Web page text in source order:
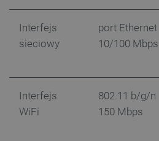
Interfejs
sieciowy
port Ethernet
10/100 Mbps
Interfejs
WiFi
802.11 b/g/n
150 Mbps